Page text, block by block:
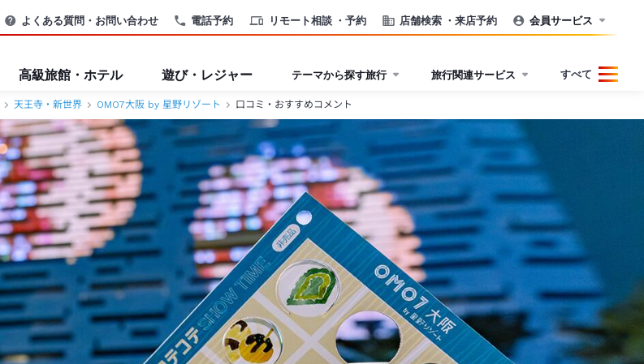
電話予約 リモート相談 ・予約 店舗検索 ・来店予約
よくある質問・お問い合わせ 会員サービス
高級旅館・ホテル 遊び・レジャー テーマから探す旅行 旅行関連サービス すべて
天王寺・新世界 OMO7大阪 by 星野リゾート 口コミ・おすすめコメント